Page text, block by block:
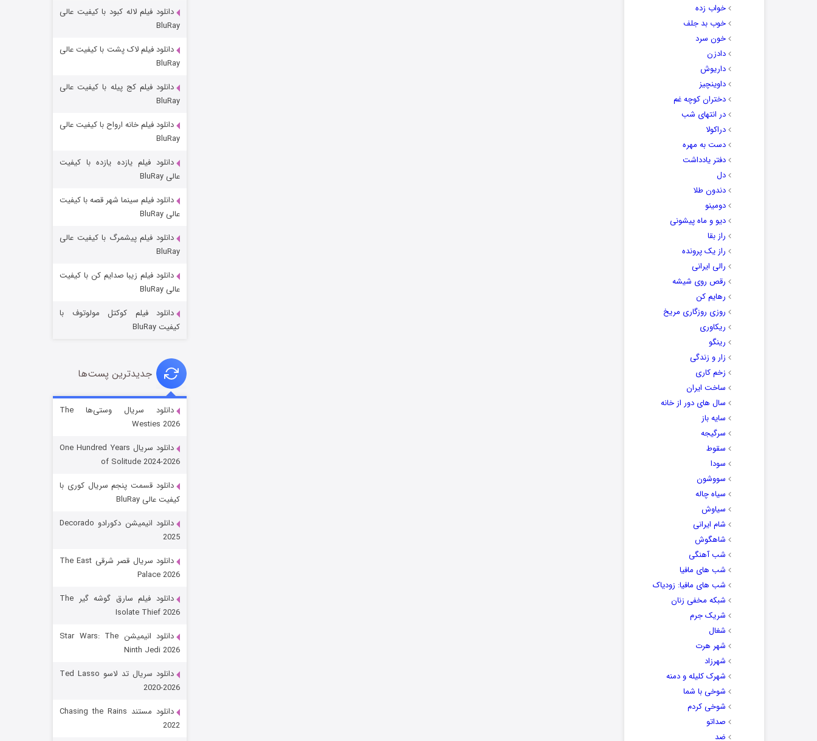
خواب زده
خوب بد جلف
خون سرد
دادزن
داریوش
داوینچیز
دختران کوچه غم
در انتهای شب
دراکولا
دست به مهره
دفتر یادداشت
دل
دندون طلا
دومینو
دیو و ماه پیشونی
راز بقا
راز یک پرونده
رالی ایرانی
رقص روی شیشه
رهایم کن
روزی روزگاری مریخ
ریکاوری
رینگو
زار و زندگی
زخم کاری
ساخت ایران
سال های دور از خانه
سایه باز
سرگیجه
سقوط
سودا
سووشون
سیاه چاله
سیاوش
شام ایرانی
شاهگوش
شب آهنگی
شب های مافیا
شب های مافیا: زودیاک
شبکه مخفی زنان
شریک جرم
شغال
شهر هرت
شهرزاد
شهرک کلیله و دمنه
شوخی با شما
شوخی کردم
صداتو
ضد
خاندان اژدها فصل ۳
جادوگری در مغولستان
قسمت۶ (زیرنویس)
رویایی برای تو
قسمت ۱۵ (دوبله)
دانلود فیلم لاله کبود با کیفیت عالی
BluRay
دانلود فیلم لاک پشت با کیفیت عالی
BluRay
دانلود فیلم کج‌ پیله با کیفیت عالی
BluRay
دانلود فیلم خانه ارواح با کیفیت عالی
BluRay
دانلود فیلم یازده یازده با کیفیت
عالی BluRay
دانلود فیلم سینما شهر قصه با کیفیت
عالی BluRay
دانلود فیلم پیشمرگ با کیفیت عالی
BluRay
دانلود فیلم زیبا صدایم کن با کیفیت
عالی BluRay
دانلود فیلم کوکتل مولوتوف با
کیفیت BluRay
جدیدترین پست‌ها
دانلود سریال وستی‌ها The
Westies 2026
دانلود سریال One Hundred Years
of Solitude 2024-2026
دانلود قسمت پنجم سریال کوری با
کیفیت عالی BluRay
دانلود انیمیشن دکورادو Decorado
2025
دانلود سریال قصر شرقی The East
Palace 2026
دانلود فیلم سارق گوشه گیر The
Isolate Thief 2026
دانلود انیمیشن Star Wars: The
Ninth Jedi 2026
دانلود سریال تد لاسو Ted Lasso
2020-2026
دانلود مستند Chasing the Rains
2022